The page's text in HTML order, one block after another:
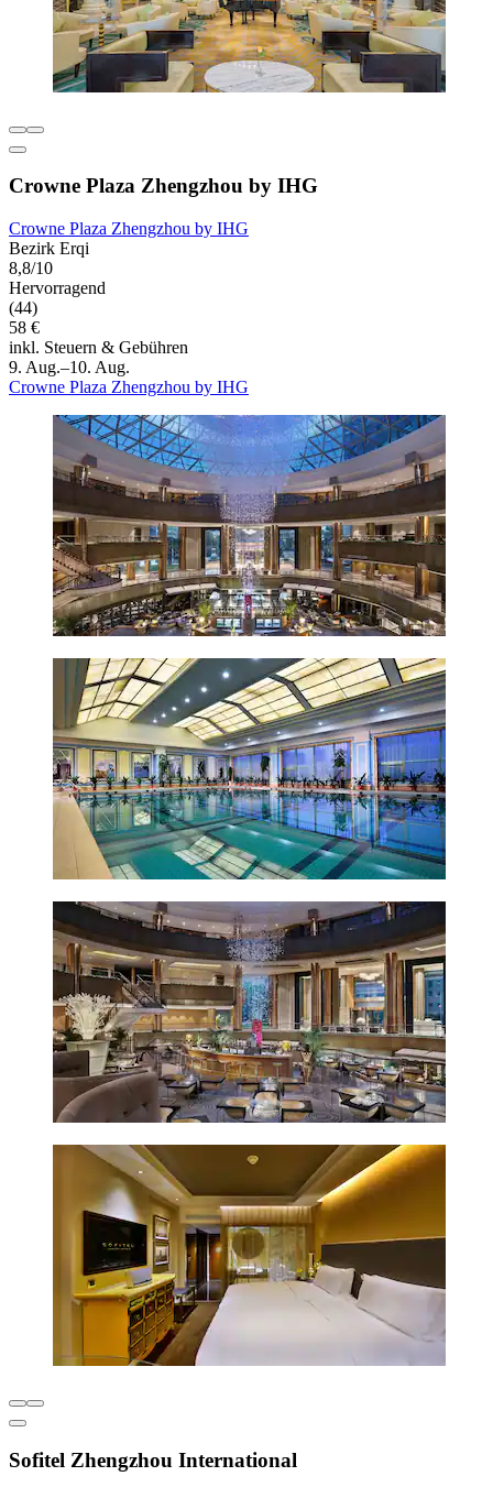
Crowne Plaza Zhengzhou by IHG
Crowne Plaza Zhengzhou by IHG
Bezirk Erqi
8,8/10
Hervorragend
(44)
58 €
inkl. Steuern & Gebühren
9. Aug.–10. Aug.
Crowne Plaza Zhengzhou by IHG
Sofitel Zhengzhou International